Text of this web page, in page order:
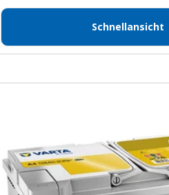
Schnellansicht